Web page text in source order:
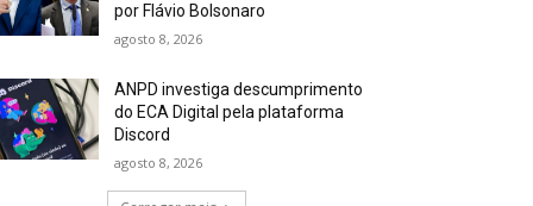
por Flávio Bolsonaro
agosto 8, 2026
ANPD investiga descumprimento
do ECA Digital pela plataforma
Discord
agosto 8, 2026